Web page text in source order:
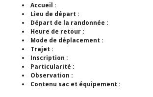
Accueil :
Lieu de départ :
Départ de la randonnée :
Heure de retour :
Mode de déplacement :
Trajet :
Inscription :
Particularité :
Observation :
Contenu sac et équipement :